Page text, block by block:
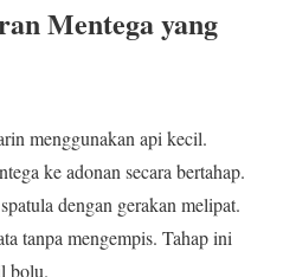
Mentega yang
menggunakan api kecil.
ke adonan secara bertahap.
dengan gerakan melipat.
tanpa mengempis. Tahap ini
bolu.